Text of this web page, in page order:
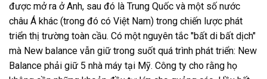
được mở ra ở Anh, sau đó là Trung Quốc và một số nước
châu Á khác (trong đó có Việt Nam) trong chiến lược phát
triển thị trường toàn cầu. Có một nguyên tắc "bất di bất dịch"
mà New balance vẫn giữ trong suốt quá trình phát triển: New
Balance phải giữ 5 nhà máy tại Mỹ. Công ty cho rằng họ